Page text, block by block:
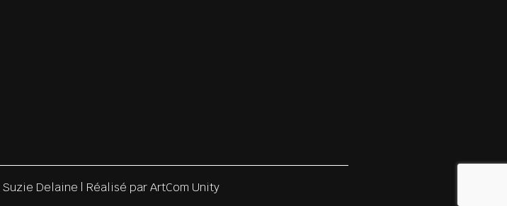
Suzie Delaine | Réalisé parArtCom Unity